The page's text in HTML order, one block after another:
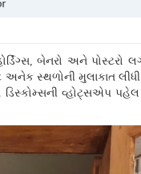
,બેનરો અને પોસ્ટરો
સ્થળોની મુલાકાત
ડિસ્કોમ્સની વ્હોટ્સએપ